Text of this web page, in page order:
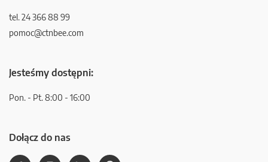
tel. 24 366 88 99
pomoc@ctnbee.com
Jesteśmy dostępni:
Pon. - Pt. 8:00 - 16:00
Dołącz do nas